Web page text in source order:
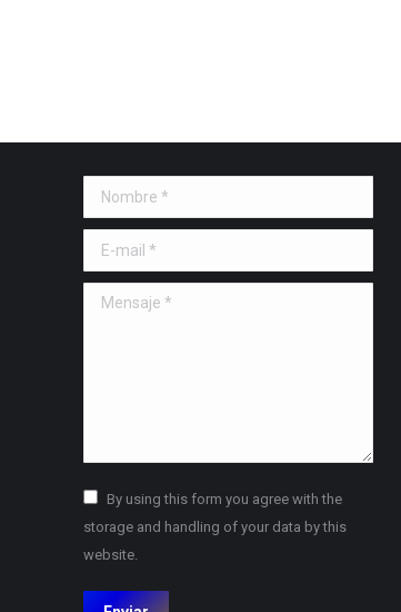
Nombre *
E-mail *
Mensaje *
By using this form you agree with the
storage and handling of your data by this
website.